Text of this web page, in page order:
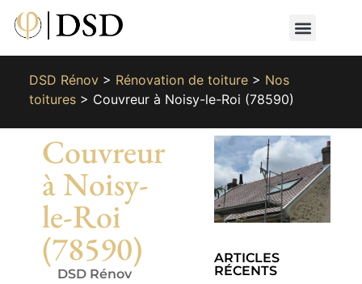
DSD Rénov> Rénovation de toiture> Nos
toitures> Couvreur à Noisy-le-Roi (78590)
Couvreur
à Noisy-
le-Roi
(78590)
DSD Rénov
ARTICLES
RÉCENTS